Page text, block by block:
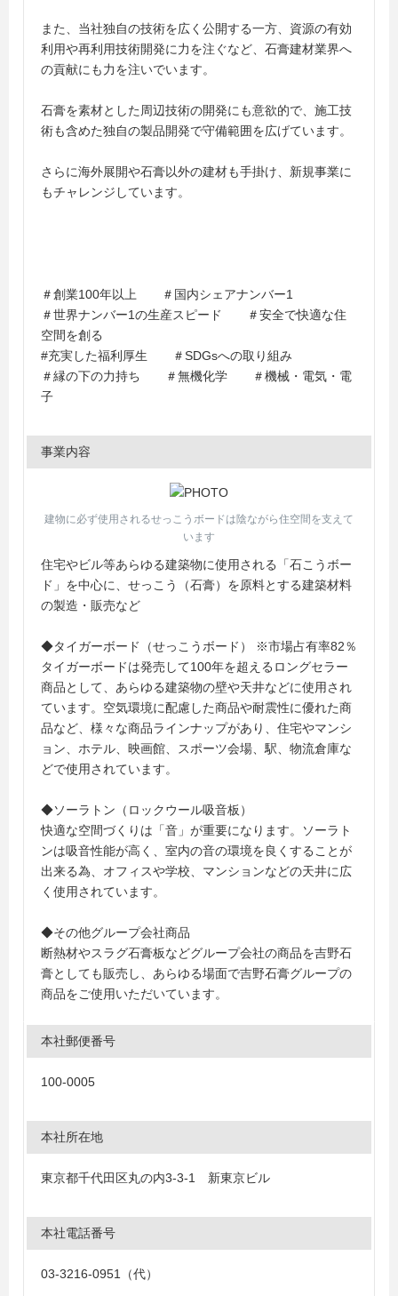
また、当社独自の技術を広く公開する一方、資源の有効
利用や再利用技術開発に力を注ぐなど、石膏建材業界へ
の貢献にも力を注いでいます。
石膏を素材とした周辺技術の開発にも意欲的で、施工技
術も含めた独自の製品開発で守備範囲を広げています。
さらに海外展開や石膏以外の建材も手掛け、新規事業に
もチャレンジしています。
＃創業100年以上 ＃国内シェアナンバー1
＃世界ナンバー1の生産スピード ＃安全で快適な住
空間を創る
#充実した福利厚生 ＃SDGsへの取り組み
＃縁の下の力持ち ＃無機化学 ＃機械・電気・電
子
事業内容
建物に必ず使用されるせっこうボードは陰ながら住空間を支えて
います
住宅やビル等あらゆる建築物に使用される「石こうボー
ド」を中心に、せっこう（石膏）を原料とする建築材料
の製造・販売など
◆タイガーボード（せっこうボード） ※市場占有率82％
タイガーボードは発売して100年を超えるロングセラー
商品として、あらゆる建築物の壁や天井などに使用され
ています。空気環境に配慮した商品や耐震性に優れた商
品など、様々な商品ラインナップがあり、住宅やマンシ
ョン、ホテル、映画館、スポーツ会場、駅、物流倉庫な
どで使用されています。
◆ソーラトン（ロックウール吸音板）
快適な空間づくりは「音」が重要になります。ソーラト
ンは吸音性能が高く、室内の音の環境を良くすることが
出来る為、オフィスや学校、マンションなどの天井に広
く使用されています。
◆その他グループ会社商品
断熱材やスラグ石膏板などグループ会社の商品を吉野石
膏としても販売し、あらゆる場面で吉野石膏グループの
商品をご使用いただいています。
本社郵便番号
100-0005
本社所在地
東京都千代田区丸の内3-3-1 新東京ビル
本社電話番号
03‐3216‐0951（代）